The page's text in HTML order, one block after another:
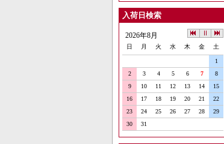
入荷日検索
2026年8月
日 月 火 水 木 金 土
1
2
3 4 5 6 7
8
9
10 11 12 13 14
15
16
17 18 19 20 21
22
23
24 25 26 27 28
29
30
31